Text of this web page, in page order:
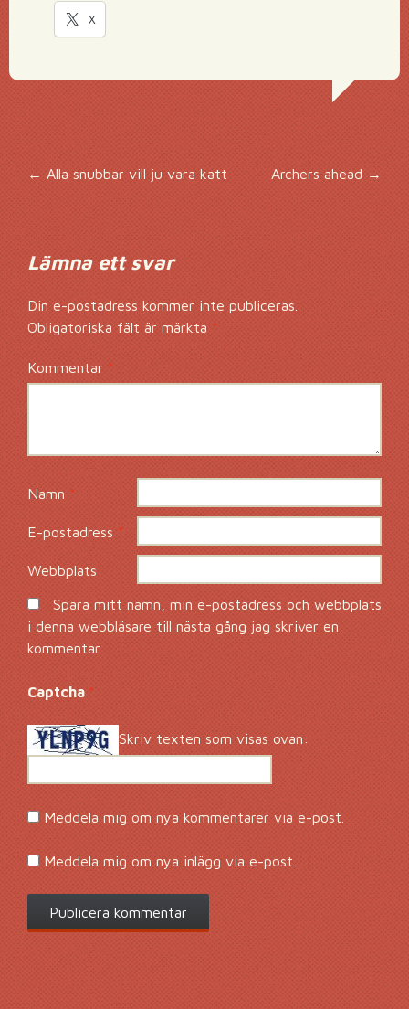
X
Inläggsnavigering
←Alla snubbar vill ju vara katt Archers ahead →
Lämna ett svar
Din e-postadress kommer inte publiceras.
Obligatoriska fält är märkta *
Kommentar*
Namn*
E-postadress*
Webbplats
Spara mitt namn, min e-postadress och webbplats
i denna webbläsare till nästa gång jag skriver en
kommentar.
Captcha *
Skriv texten som visas ovan:
Meddela mig om nya kommentarer via e-post.
Meddela mig om nya inlägg via e-post.